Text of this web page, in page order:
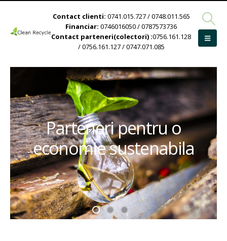
Contact clienti: 0741.015.727 / 0748.011.565
Financiar: 0746016050 / 0787573736
Contact parteneri(colectori) :0756.161.128
/ 0756.161.127 / 0747.071.085
Parteneri pentru o
economie sustenabila